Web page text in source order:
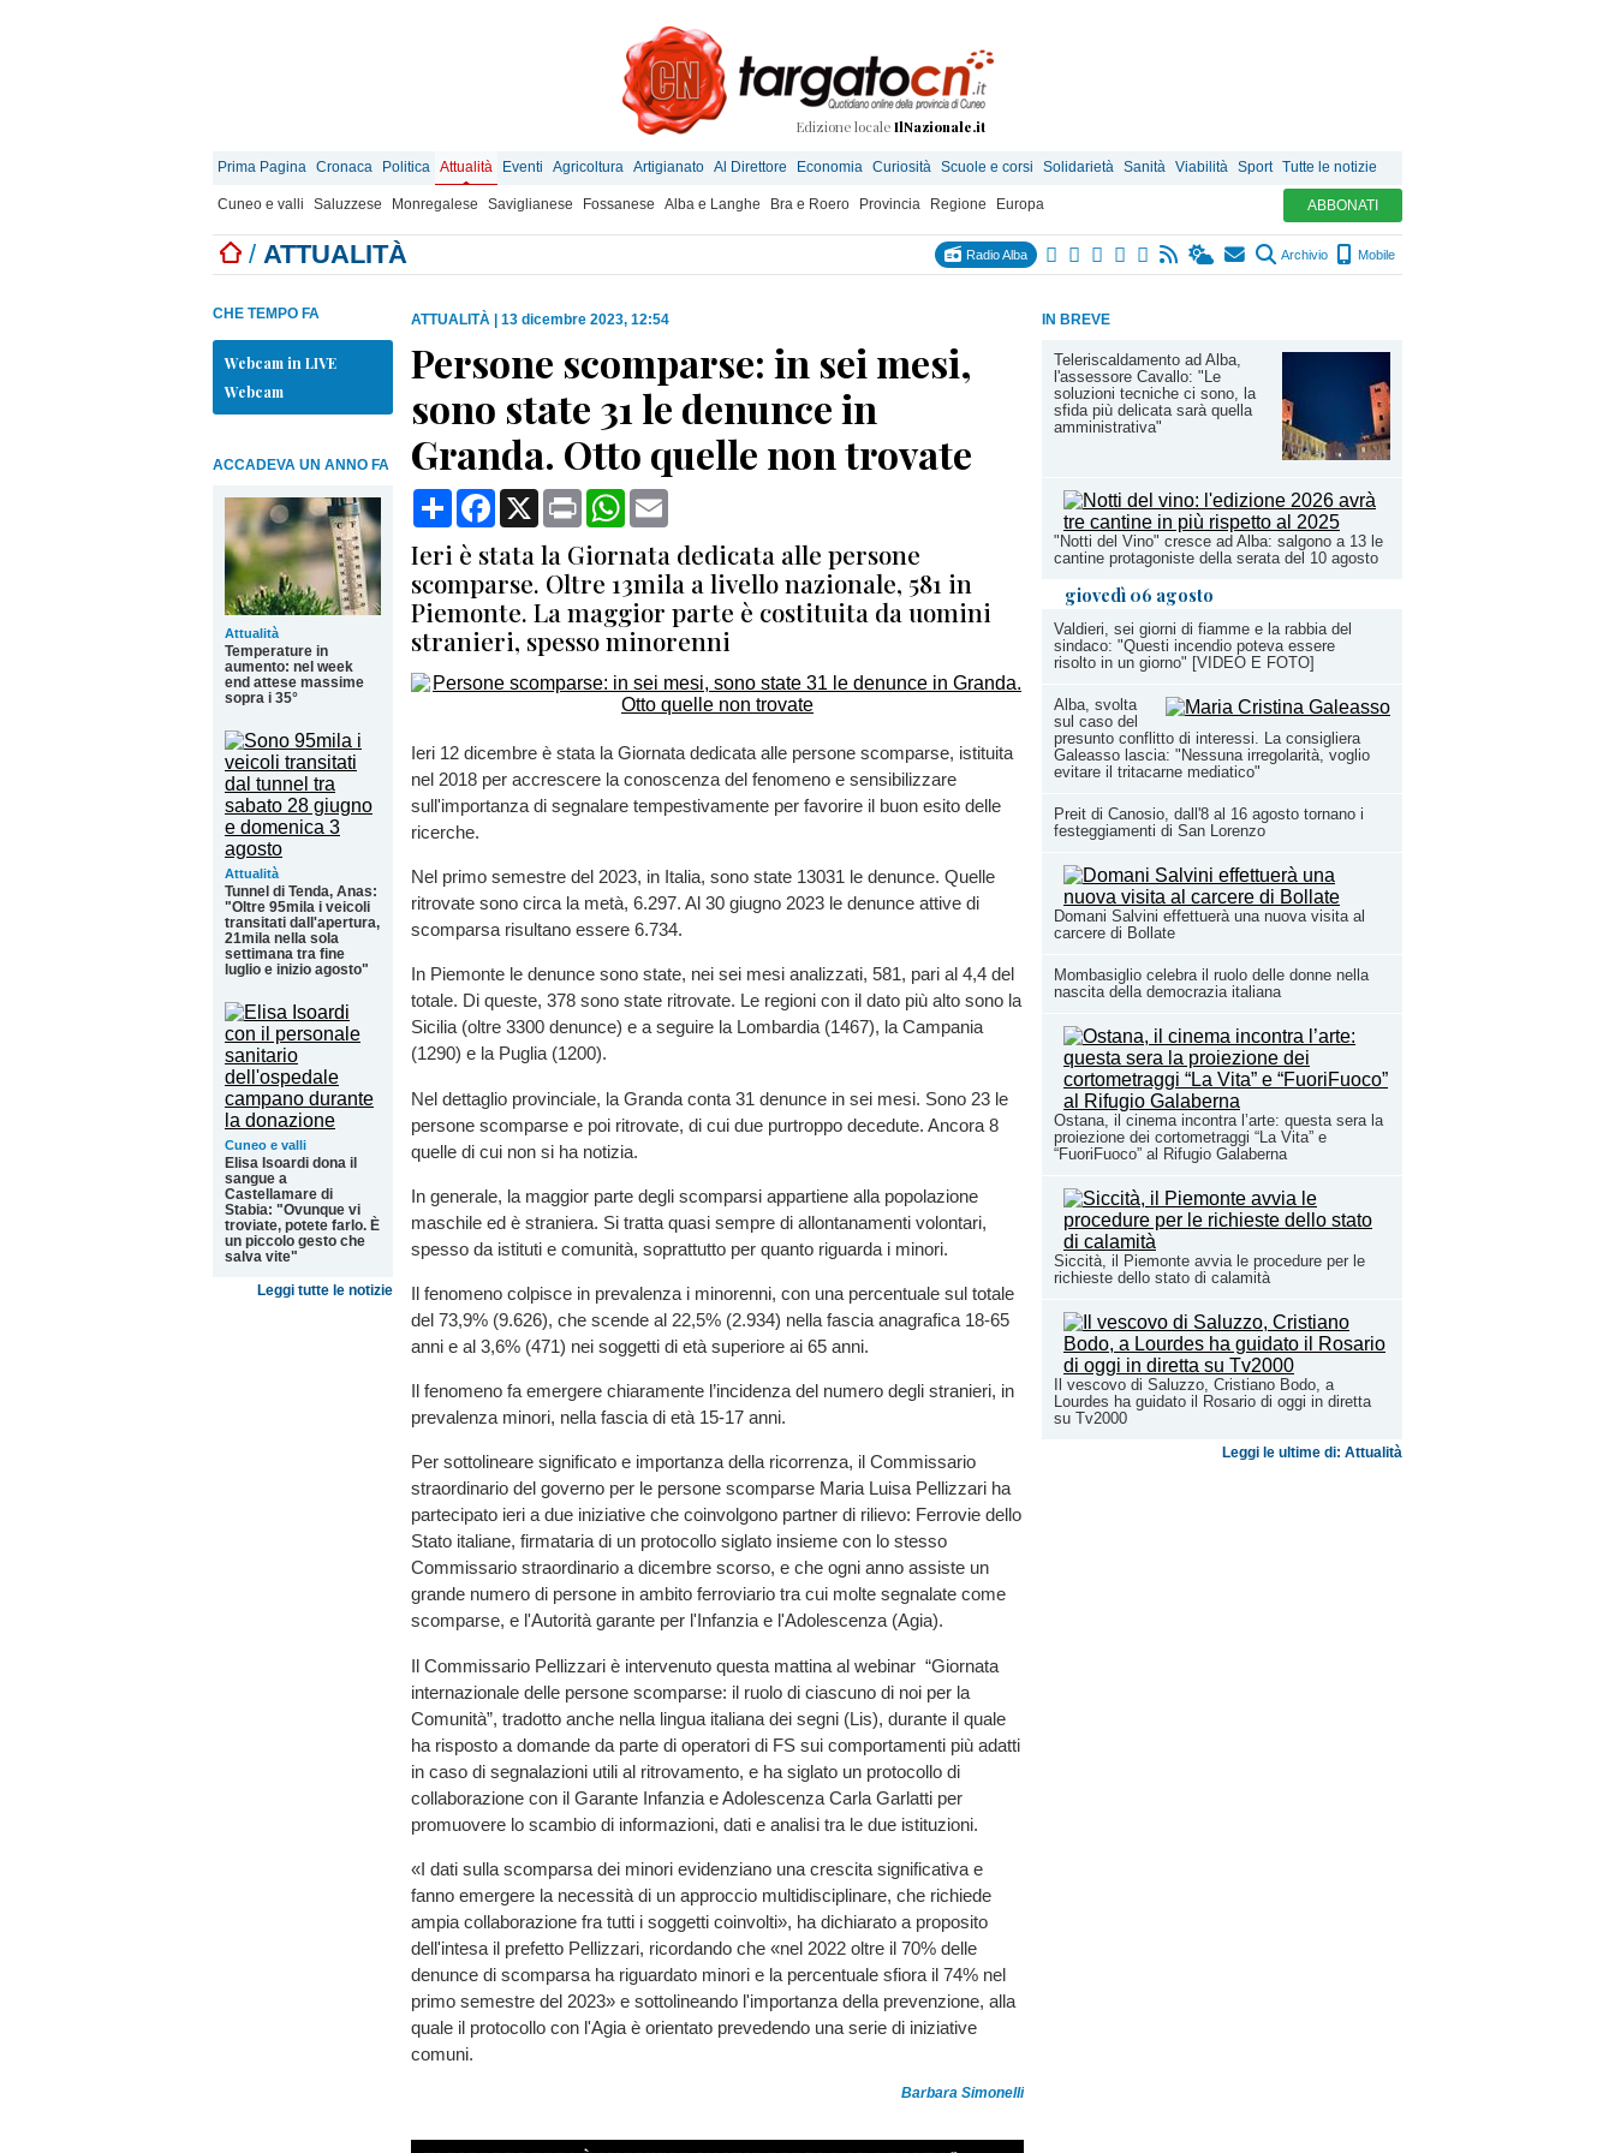
Edizione locale IlNazionale.it
Prima Pagina Cronaca Politica Attualità Eventi Agricoltura Artigianato Al Direttore Economia Curiosità Scuole e corsi Solidarietà Sanità Viabilità Sport Tutte le notizie
Cuneo e valli Saluzzese Monregalese Saviglianese Fossanese Alba e Langhe Bra e Roero Provincia Regione Europa ABBONATI
/ ATTUALITÀ Radio Alba Archivio Mobile
IN BREVE
Teleriscaldamento ad Alba,
l'assessore Cavallo: "Le
soluzioni tecniche ci sono, la
sfida più delicata sarà quella
amministrativa"
"Notti del Vino" cresce ad Alba: salgono a 13 le
cantine protagoniste della serata del 10 agosto
giovedì 06 agosto
Valdieri, sei giorni di fiamme e la rabbia del
sindaco: "Questi incendio poteva essere
risolto in un giorno" [VIDEO E FOTO]
Alba, svolta
sul caso del
presunto conflitto di interessi. La consigliera
Galeasso lascia: "Nessuna irregolarità, voglio
evitare il tritacarne mediatico"
Preit di Canosio, dall'8 al 16 agosto tornano i
festeggiamenti di San Lorenzo
Domani Salvini effettuerà una nuova visita al
carcere di Bollate
Mombasiglio celebra il ruolo delle donne nella
nascita della democrazia italiana
Ostana, il cinema incontra l’arte: questa sera la
proiezione dei cortometraggi “La Vita” e
“FuoriFuoco” al Rifugio Galaberna
Siccità, il Piemonte avvia le procedure per le
richieste dello stato di calamità
Il vescovo di Saluzzo, Cristiano Bodo, a
Lourdes ha guidato il Rosario di oggi in diretta
su Tv2000
Leggi le ultime di: Attualità
CHE TEMPO FA
Webcam in LIVE
Webcam
ACCADEVA UN ANNO FA
Attualità
Temperature in
aumento: nel week
end attese massime
sopra i 35°
Attualità
Tunnel di Tenda, Anas:
"Oltre 95mila i veicoli
transitati dall'apertura,
21mila nella sola
settimana tra fine
luglio e inizio agosto"
Cuneo e valli
Elisa Isoardi dona il
sangue a
Castellamare di
Stabia: "Ovunque vi
troviate, potete farlo. È
un piccolo gesto che
salva vite"
Leggi tutte le notizie
ATTUALITÀ 13 dicembre 2023, 12:54
Persone scomparse: in sei mesi,
sono state 31 le denunce in
Granda. Otto quelle non trovate
CondividiFacebook
X Print WhatsApp
Ieri è stata la Giornata dedicata alle persone
scomparse. Oltre 13mila a livello nazionale, 581 in
Piemonte. La maggior parte è costituita da uomini
stranieri, spesso minorenni
Ieri 12 dicembre è stata la Giornata dedicata alle persone scomparse, istituita
nel 2018 per accrescere la conoscenza del fenomeno e sensibilizzare
sull'importanza di segnalare tempestivamente per favorire il buon esito delle
ricerche.
Nel primo semestre del 2023, in Italia, sono state 13031 le denunce. Quelle
ritrovate sono circa la metà, 6.297. Al 30 giugno 2023 le denunce attive di
scomparsa risultano essere 6.734.
In Piemonte le denunce sono state, nei sei mesi analizzati, 581, pari al 4,4 del
totale. Di queste, 378 sono state ritrovate. Le regioni con il dato più alto sono la
Sicilia (oltre 3300 denunce) e a seguire la Lombardia (1467), la Campania
(1290) e la Puglia (1200).
Nel dettaglio provinciale, la Granda conta 31 denunce in sei mesi. Sono 23 le
persone scomparse e poi ritrovate, di cui due purtroppo decedute. Ancora 8
quelle di cui non si ha notizia.
In generale, la maggior parte degli scomparsi appartiene alla popolazione
maschile ed è straniera. Si tratta quasi sempre di allontanamenti volontari,
spesso da istituti e comunità, soprattutto per quanto riguarda i minori.
Il fenomeno colpisce in prevalenza i minorenni, con una percentuale sul totale
del 73,9% (9.626), che scende al 22,5% (2.934) nella fascia anagrafica 18-65
anni e al 3,6% (471) nei soggetti di età superiore ai 65 anni.
Il fenomeno fa emergere chiaramente l’incidenza del numero degli stranieri, in
prevalenza minori, nella fascia di età 15-17 anni.
Per sottolineare significato e importanza della ricorrenza, il Commissario
straordinario del governo per le persone scomparse Maria Luisa Pellizzari ha
partecipato ieri a due iniziative che coinvolgono partner di rilievo: Ferrovie dello
Stato italiane, firmataria di un protocollo siglato insieme con lo stesso
Commissario straordinario a dicembre scorso, e che ogni anno assiste un
grande numero di persone in ambito ferroviario tra cui molte segnalate come
scomparse, e l'Autorità garante per l'Infanzia e l'Adolescenza (Agia).
Il Commissario Pellizzari è intervenuto questa mattina al webinar “Giornata
internazionale delle persone scomparse: il ruolo di ciascuno di noi per la
Comunità”, tradotto anche nella lingua italiana dei segni (Lis), durante il quale
ha risposto a domande da parte di operatori di FS sui comportamenti più adatti
in caso di segnalazioni utili al ritrovamento, e ha siglato un protocollo di
collaborazione con il Garante Infanzia e Adolescenza Carla Garlatti per
promuovere lo scambio di informazioni, dati e analisi tra le due istituzioni.
«I dati sulla scomparsa dei minori evidenziano una crescita significativa e
fanno emergere la necessità di un approccio multidisciplinare, che richiede
ampia collaborazione fra tutti i soggetti coinvolti», ha dichiarato a proposito
dell'intesa il prefetto Pellizzari, ricordando che «nel 2022 oltre il 70% delle
denunce di scomparsa ha riguardato minori e la percentuale sfiora il 74% nel
primo semestre del 2023» e sottolineando l'importanza della prevenzione, alla
quale il protocollo con l'Agia è orientato prevedendo una serie di iniziative
comuni.
Barbara Simonelli